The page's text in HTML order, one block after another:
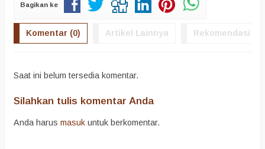
Bagikan ke
Komentar (0) Artikel Lainnya Rekomendasi
Saat ini belum tersedia komentar.
Silahkan tulis komentar Anda
Anda harus masuk untuk berkomentar.